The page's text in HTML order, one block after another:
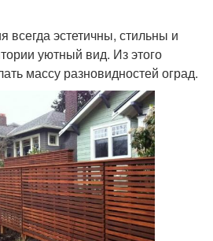
эстетичны, стильны и
уютный вид. Из этого
массу разновидностей оград.